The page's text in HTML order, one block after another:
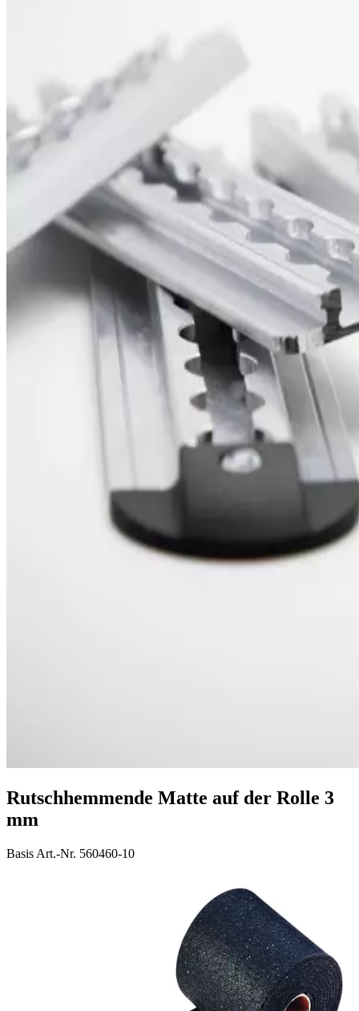
Rutschhemmende Matte auf der Rolle 3
mm
Basis Art.-Nr. 560460-10